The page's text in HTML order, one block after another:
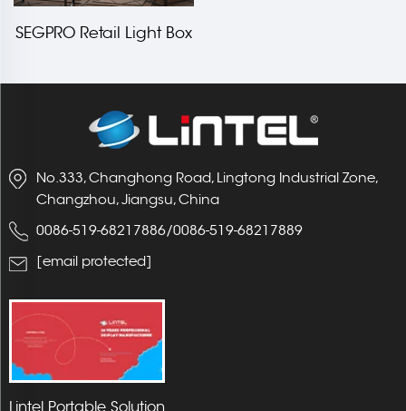
SEGPRO Retail Light Box
No.333, Changhong Road, Lingtong Industrial Zone,
Changzhou, Jiangsu, China
0086-519-68217886/0086-519-68217889
[email protected]
Lintel Portable Solution